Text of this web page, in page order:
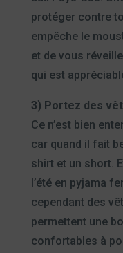
protéger contre
empêche le
et de vous
qui est
3) Portez des
Ce n’est bien
car quand il fait
shirt et un short.
l’été en pyjama
cependant des
permettent une
confortables à